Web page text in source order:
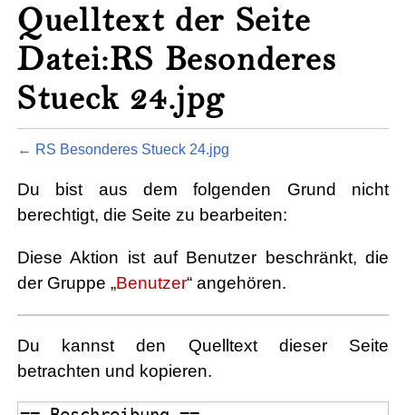
Quelltext der Seite
Datei:RS Besonderes
Stueck 24.jpg
← RS Besonderes Stueck 24.jpg
Du bist aus dem folgenden Grund nicht
berechtigt, die Seite zu bearbeiten:
Diese Aktion ist auf Benutzer beschränkt, die
der Gruppe „Benutzer“ angehören.
Du kannst den Quelltext dieser Seite
betrachten und kopieren.